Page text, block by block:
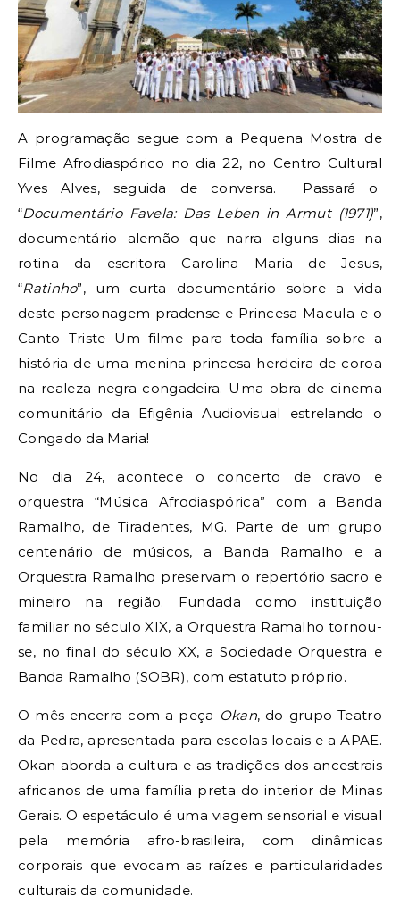
A programação segue com a Pequena Mostra de
Filme Afrodiaspórico no dia 22, no Centro Cultural
Yves Alves, seguida de conversa. Passará o
“Documentário Favela: Das Leben in Armut (1971)”,
documentário alemão que narra alguns dias na
rotina da escritora Carolina Maria de Jesus,
“Ratinho”, um curta documentário sobre a vida
deste personagem pradense e Princesa Macula e o
Canto Triste Um filme para toda família sobre a
história de uma menina-princesa herdeira de coroa
na realeza negra congadeira. Uma obra de cinema
comunitário da Efigênia Audiovisual estrelando o
Congado da Maria!
No dia 24, acontece o concerto de cravo e
orquestra “Música Afrodiaspórica” com a Banda
Ramalho, de Tiradentes, MG. Parte de um grupo
centenário de músicos, a Banda Ramalho e a
Orquestra Ramalho preservam o repertório sacro e
mineiro na região. Fundada como instituição
familiar no século XIX, a Orquestra Ramalho tornou-
se, no final do século XX, a Sociedade Orquestra e
Banda Ramalho (SOBR), com estatuto próprio.
O mês encerra com a peça Okan, do grupo Teatro
da Pedra, apresentada para escolas locais e a APAE.
Okan aborda a cultura e as tradições dos ancestrais
africanos de uma família preta do interior de Minas
Gerais. O espetáculo é uma viagem sensorial e visual
pela memória afro-brasileira, com dinâmicas
corporais que evocam as raízes e particularidades
culturais da comunidade.